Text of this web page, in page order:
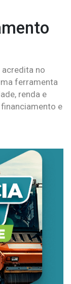
acredita no
ferramenta
renda e
e